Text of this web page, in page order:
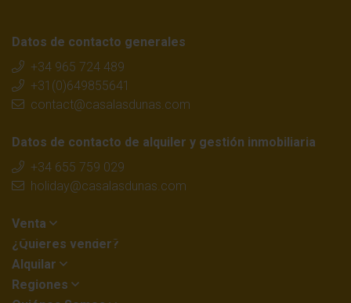
Datos de contacto generales
+34 965 724 489
+31(0)649855641
contact@casalasdunas.com
Datos de contacto de alquiler y gestión inmobiliaria
+34 655 759 029
holiday@casalasdunas.com
Venta
¿Quieres vender?
Alquilar
Regiones